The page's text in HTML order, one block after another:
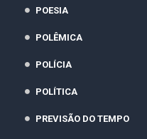
POESIA
POLÊMICA
POLÍCIA
POLÍTICA
PREVISÃO DO TEMPO